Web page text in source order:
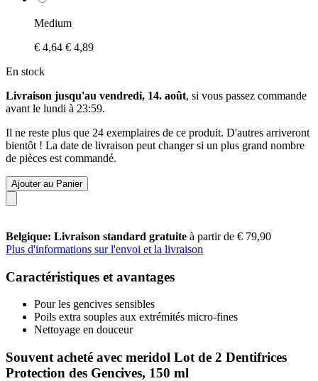
Medium
€ 4,64 € 4,89
En stock
Livraison jusqu'au vendredi, 14. août, si vous passez commande
avant le lundi à 23:59.
Il ne reste plus que 24 exemplaires de ce produit. D'autres arriveront
bientôt ! La date de livraison peut changer si un plus grand nombre
de pièces est commandé.
Ajouter au Panier
Belgique: Livraison standard gratuite à partir de € 79,90
Plus d'informations sur l'envoi et la livraison
Caractéristiques et avantages
Pour les gencives sensibles
Poils extra souples aux extrémités micro-fines
Nettoyage en douceur
Souvent acheté avec meridol Lot de 2 Dentifrices
Protection des Gencives, 150 ml